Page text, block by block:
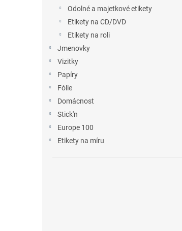
Odolné a majetkové etikety
Etikety na CD/DVD
Etikety na roli
Jmenovky
Vizitky
Papíry
Fólie
Domácnost
Stick'n
Europe 100
Etikety na míru